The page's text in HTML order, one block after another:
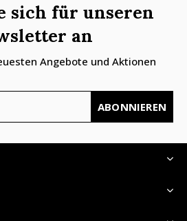
sich für unseren
an
Angebote und Aktionen
ABONNIEREN